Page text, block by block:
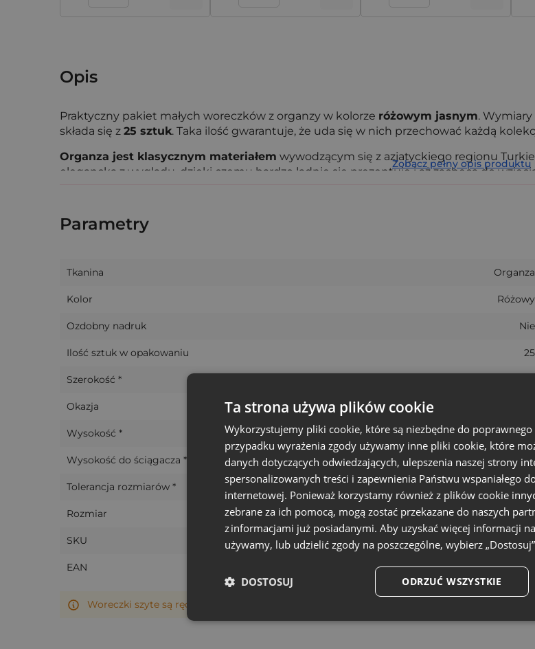
Opis
Praktyczny pakiet małych woreczków z organzy w kolorze różowym jasnym.
składa się z 25 sztuk. Taka ilość gwarantuje, że uda się w nich przechować każdą
Organza jest klasycznym materiałem wywodzącym się z azjatyckiego regionu
elegancka z wyglądu, dzięki czemu bardzo ładnie się prezentuje i aż zachęca do
materiałów zapachowych (np. lawendy) czy różnych słodkości, jak cukierki i migdały.
Zobacz pełny opis produktu
Parametry
Tkanina Organza
Kolor Różowy
Ozdobny nadruk Nie
Ilość sztuk w opakowaniu 25
Szerokość *
Okazja Walentynki, Wielkanoc
Wysokość * 13 cm
Wysokość do ściągacza * 9.5 cm
Tolerancja rozmiarów * +/- 1 cm
Rozmiar Mały
SKU ORB-1013-LPK-021
EAN 5902565682644
Woreczki szyte są ręcznie, dlatego ich rzeczywisty rozmiar może różnić +/- 1 cm
Ta strona używa plików cookie
Wykorzystujemy pliki cookie, które są niezbędne do
przypadku wyrażenia zgody używamy inne pliki cookie, które
danych dotyczących odwiedzających, ulepszenia naszej strony
spersonalizowanych treści i zapewnienia Państwu wspaniałego
internetowej. Ponieważ korzystamy również z plików cookie
zebrane za ich pomocą, mogą zostać przekazane do naszych
z informacjami już posiadanymi. Aby uzyskać więcej informacji
używamy, lub udzielić zgody na poszczególne, wybierz
ODRZUĆ WSZYSTKIE
DOSTOSUJ